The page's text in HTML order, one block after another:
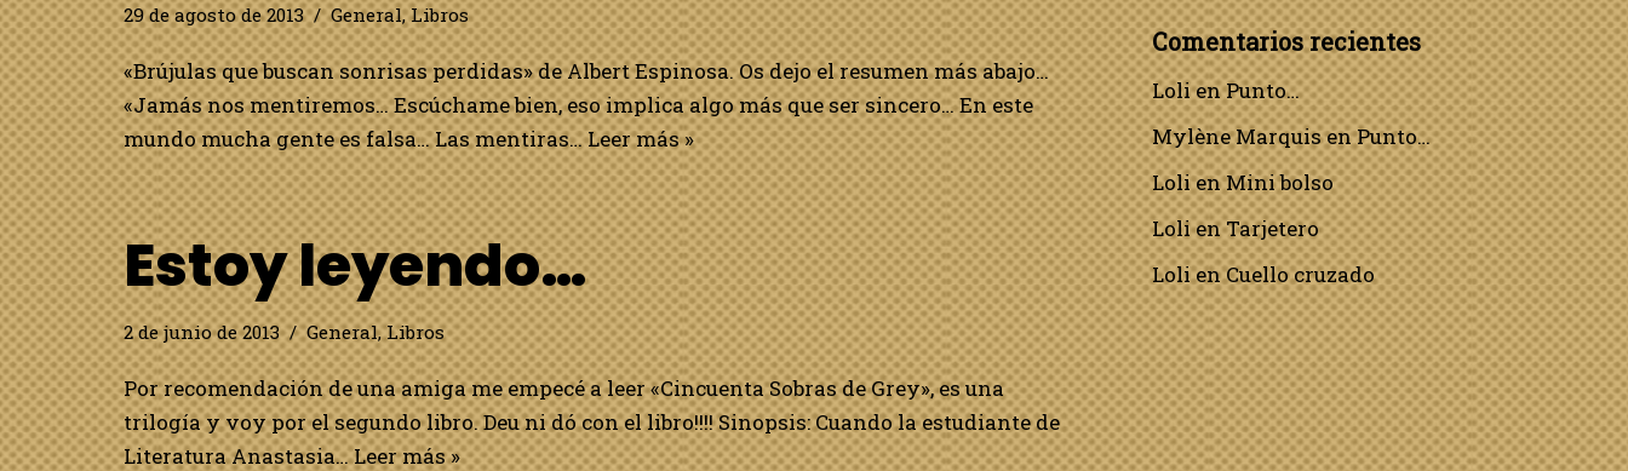
29 de agosto de 2013 General,Libros
«Brújulas que buscan sonrisas perdidas» de Albert Espinosa. Os dejo el resumen más abajo…
«Jamás nos mentiremos… Escúchame bien, eso implica algo más que ser sincero… En este
mundo mucha gente es falsa… Las mentiras…Leer más »
Estoy leyendo…
2 de junio de 2013 General,Libros
Por recomendación de una amiga me empecé a leer «Cincuenta Sobras de Grey», es una
trilogía y voy por el segundo libro. Deu ni dó con el libro!!!! Sinopsis: Cuando la estudiante de
Literatura Anastasia…Leer más »
Comentarios recientes
LolienPunto…
Mylène MarquisenPunto…
LolienMini bolso
LolienTarjetero
LolienCuello cruzado